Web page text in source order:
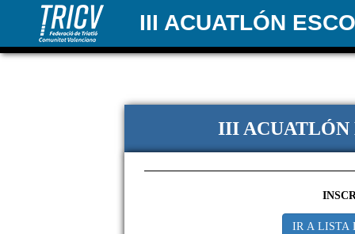
III ACUATLÓN
III ACUATLÓN
IR A LISTA